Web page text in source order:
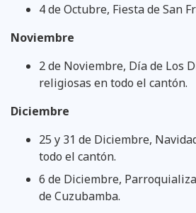
4 de Octubre, Fiesta de San
Noviembre
2 de Noviembre, Día de Los
religiosas en todo el cantón.
Diciembre
25 y 31 de Diciembre,
todo el cantón.
6 de Diciembre,
de Cuzubamba.